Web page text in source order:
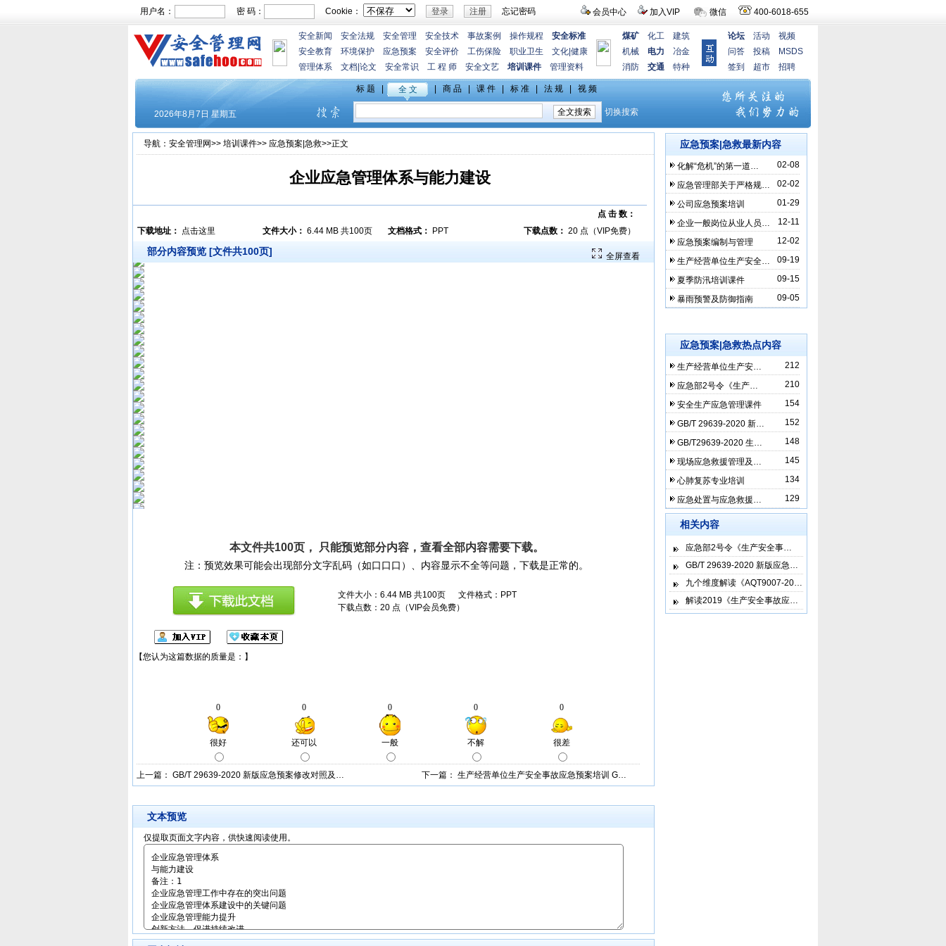
会员中心 加入VIP 微信 400-6018-655
用户名： 密 码： Cookie： 忘记密码
安全新闻 安全法规 安全管理 安全技术 事故案例 操作规程
安全标准
安全教育
环境保护 应急预案 安全评价 工伤保险 职业卫生 文化 健康
管理体系
文档 论文 安全常识 工 程 师 安全文艺 培训课件 管理资料
煤矿 化工
建筑
机械
电力
冶金
消防
交通 特种
论坛 活动
视频
问答
投稿
MSDS
签到
超市 招聘
导航： 安全管理网>> 培训课件>> 应急预案|急救>>正文
企业应急管理体系与能力建设
点 击 数：
下载地址：
点击这里 文件大小： 6.44 MB 共100页 文档格式： PPT 下载点数： 20 点（VIP免费）
全屏查看
部分内容预览 [文件共100页]
本文件共100页， 只能预览部分内容，查看全部内容需要下载。
注：预览效果可能会出现部分文字乱码（如口口口）、内容显示不全等问题，下载是正常的。
文件大小：6.44 MB 共100页 文件格式：PPT
下载点数：20 点（VIP会员免费）
下一篇：生产经营单位生产安全事故应急预案培训 G…
上一篇： GB/T 29639-2020 新版应急预案修改对照及…
文本预览
仅提取页面文字内容，供快速阅读使用。
应急预案|急救最新内容
02-08
化解“危机”的第一道…
02-02
应急管理部关于严格规…
01-29
公司应急预案培训
12-11
企业一般岗位从业人员…
12-02
应急预案编制与管理
09-19
生产经营单位生产安全…
09-15
夏季防汛培训课件
09-05
暴雨预警及防御指南
应急预案|急救热点内容
212
生产经营单位生产安…
210
应急部2号令《生产…
154
安全生产应急管理课件
152
GB/T 29639-2020 新…
148
GB/T29639-2020 生…
145
现场应急救援管理及…
134
心肺复苏专业培训
129
应急处置与应急救援…
相关内容
应急部2号令《生产安全事…
GB/T 29639-2020 新版应急…
九个维度解读《AQT9007-20…
解读2019《生产安全事故应…